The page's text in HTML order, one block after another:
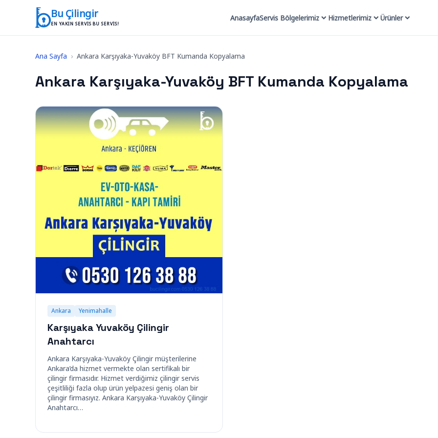
İçeriğe geç
Bu Çilingir
EN YAKIN SERVIS BU SERVIS!
AnasayfaServis Bölgelerimiz Hizmetlerimiz Ürünler
Ana Sayfa › Ankara Karşıyaka-Yuvaköy BFT Kumanda Kopyalama
Ankara Karşıyaka-Yuvaköy BFT Kumanda Kopyalama
Ankara Yenimahalle
Karşıyaka Yuvaköy Çilingir
Anahtarcı
Ankara Karşıyaka-Yuvaköy Çilingir müşterilerine
Ankara’da hizmet vermekte olan sertifikalı bir
çilingir firmasıdır. Hizmet verdiğimiz çilingir servis
çeşitliliği fazla olup ürün yelpazesi geniş olan bir
çilingir firmasıyız. Ankara Karşıyaka-Yuvaköy Çilingir
Anahtarcı…